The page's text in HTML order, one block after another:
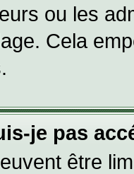
ou les
Cela
je pas
être